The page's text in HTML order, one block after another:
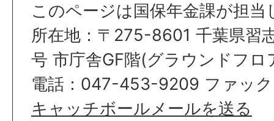
このページは国保年金課が担当
所在地：〒275-8601 千葉県習
号 市庁舎GF階(グラウンドフロ
電話：047-453-9209 ファッ
キャッチボールメールを送る